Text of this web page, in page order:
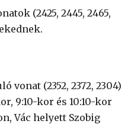
(2425, 2445, 2465,
vonat (2352, 2372, 2304)
9:10-kor és 10:10-kor
Vác helyett Szobig